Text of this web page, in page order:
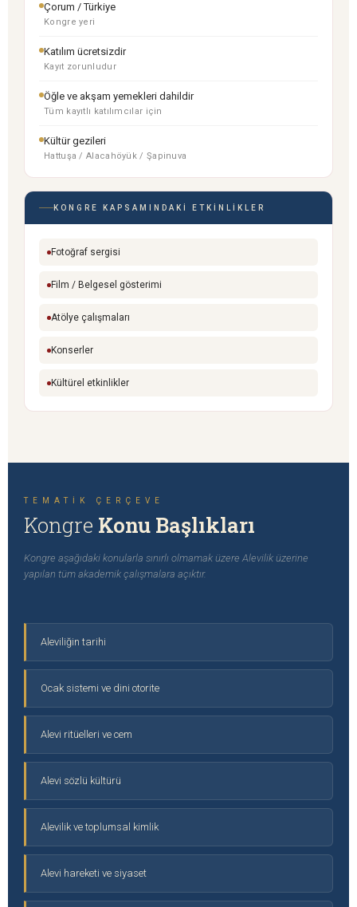
Çorum / Türkiye
Kongre yeri
Katılım ücretsizdir
Kayıt zorunludur
Öğle ve akşam yemekleri dahildir
Tüm kayıtlı katılımcılar için
Kültür gezileri
Hattuşa / Alacahöyük / Şapinuva
KONGRE KAPSAMINDAKI ETKINLIKLER
Fotoğraf sergisi
Film / Belgesel gösterimi
Atölye çalışmaları
Konserler
Kültürel etkinlikler
TEMATIK ÇERÇEVE
Kongre Konu Başlıkları
Kongre aşağıdaki konularla sınırlı olmamak üzere Alevilik üzerine
yapılan tüm akademik çalışmalara açıktır.
Aleviliğin tarihi
Ocak sistemi ve dini otorite
Alevi ritüelleri ve cem
Alevi sözlü kültürü
Alevilik ve toplumsal kimlik
Alevi hareketi ve siyaset